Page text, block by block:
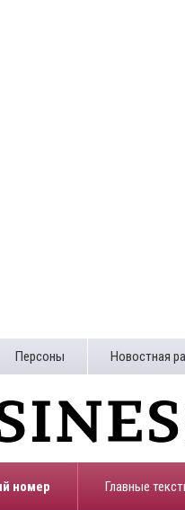
Персоны Новостная
номер Главные